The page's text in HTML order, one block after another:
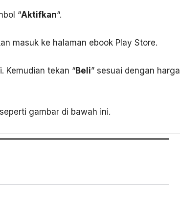
“Aktifkan“.
masuk ke halaman ebook Play Store.
Kemudian tekan “Beli” sesuai dengan
gambar di bawah ini.